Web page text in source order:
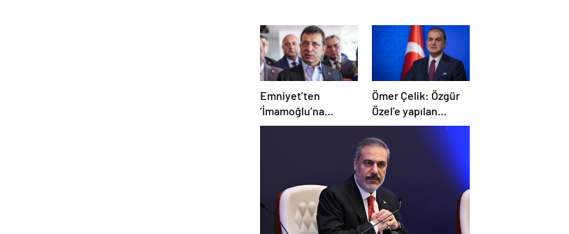
Emniyet’ten
‘İmamoğlu’na
Suikast’ iddiasına
Ömer Çelik: Özgür
Özel’e yapılan
saldırıyı
lanetliyoruz